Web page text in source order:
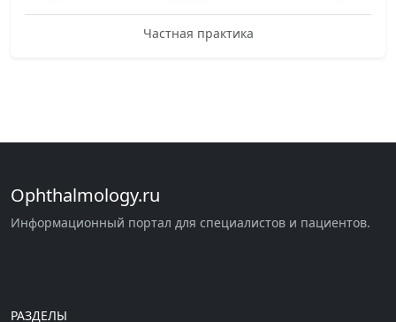
Частная практика
Ophthalmology.ru
Информационный портал для специалистов и пациентов.
РАЗДЕЛЫ